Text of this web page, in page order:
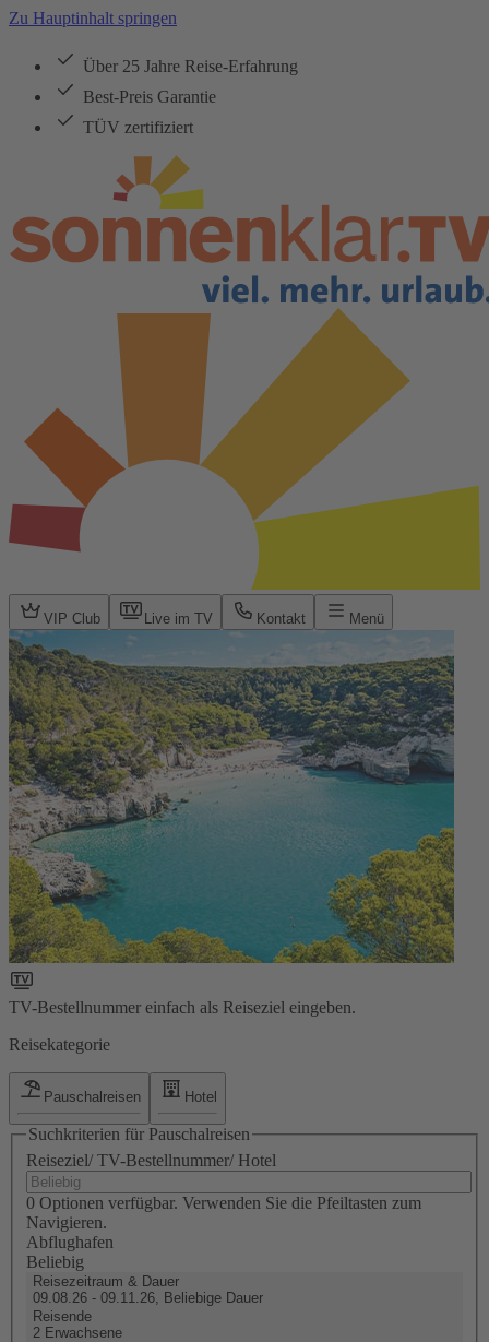
Zu Hauptinhalt springen
Über 25 Jahre Reise-Erfahrung
Best-Preis Garantie
TÜV zertifiziert
VIP Club Live im TV Kontakt Menü
TV-Bestellnummer einfach als Reiseziel eingeben.
Reisekategorie
Pauschalreisen Hotel
Suchkriterien für Pauschalreisen
Reiseziel/ TV-Bestellnummer/ Hotel
0 Optionen verfügbar. Verwenden Sie die Pfeiltasten zum
Navigieren.
Abflughafen
Beliebig
Reisezeitraum & Dauer
09.08.26 - 09.11.26, Beliebige Dauer
Reisende
2 Erwachsene